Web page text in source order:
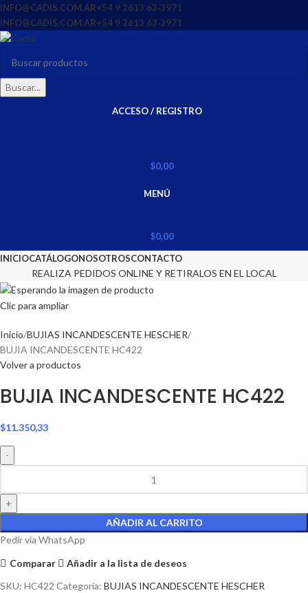
INFO@CADIS.COM.AR‪+54 9 2613 63‑3971‬
INFO@CADIS.COM.AR‪+54 9 2613 63‑3971‬
Buscar...
ACCESO / REGISTRO
$0,00
MENÚ
$0,00
INICIOCATÁLOGONOSOTROSCONTACTO
REALIZA PEDIDOS ONLINE Y RETIRALOS EN EL LOCAL
Clic para ampliar
Inicio BUJIAS INCANDESCENTE HESCHER
BUJIA INCANDESCENTE HC422
Volver a productos
BUJIA INCANDESCENTE HC422
$11.350,33
AÑADIR AL CARRITO
Pedir via WhatsApp
Comparar
Añadir a la lista de deseos
SKU: HC422 Categoría: BUJIAS INCANDESCENTE HESCHER